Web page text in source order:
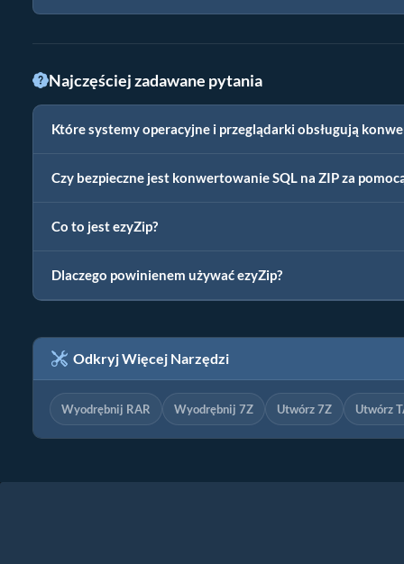
Najczęściej zadawane pytania
Które systemy operacyjne i przeglądarki obsługują
Czy bezpieczne jest konwertowanie SQL na ZIP za
Co to jest ezyZip?
Dlaczego powinienem używać ezyZip?
Odkryj Więcej Narzędzi
Wyodrębnij RAR Wyodrębnij 7Z Utwórz 7Z Utwórz